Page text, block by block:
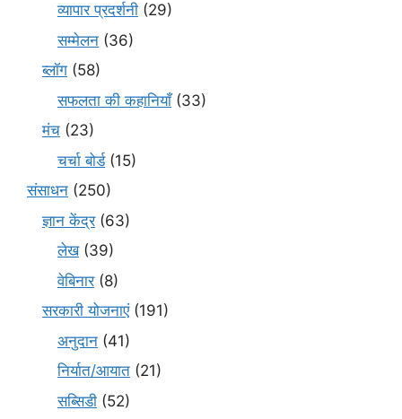
व्यापार प्रदर्शनी (29)
सम्मेलन (36)
ब्लॉग (58)
सफलता की कहानियाँ(33)
मंच (23)
चर्चा बोर्ड(15)
संसाधन (250)
ज्ञान केंद्र(63)
लेख(39)
वेबिनार(8)
सरकारी योजनाएं(191)
अनुदान (41)
निर्यात/आयात (21)
सब्सिडी (52)